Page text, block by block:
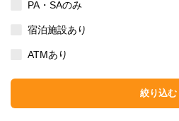
PA・SAのみ
宿泊施設あり
ATMあり
絞り込む